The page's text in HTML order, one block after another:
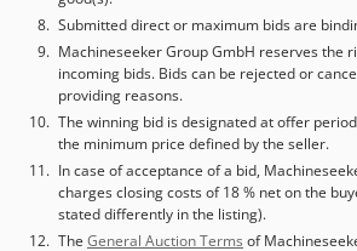
Precisão da pressão: ± 5 bar - Bomba:
engrenagem, aprox. 9 l/min - Volume de
(HLP 46) - Temperatura do óleo: máx. 55
ambiente: máx. 40 °C ==== Motriz &
motor: 3 kW - Potência total conectada:
Alimentação principal: 400 V AC -
DC - Frequência: 50 Hz ====
Ajuste de pressão via regulador rotativo
alavanca manual de duas velocidades -
temperatura do óleo - Cabo de
Submitted direct or maximum bids are
Machineseeker Group GmbH reserves the
incoming bids. Bids can be rejected or
providing reasons.
The winning bid is designated at offer
the minimum price defined by the seller.
In case of acceptance of a bid,
charges closing costs of 18 % net on the
stated differently in the listing).
The General Auction Terms of